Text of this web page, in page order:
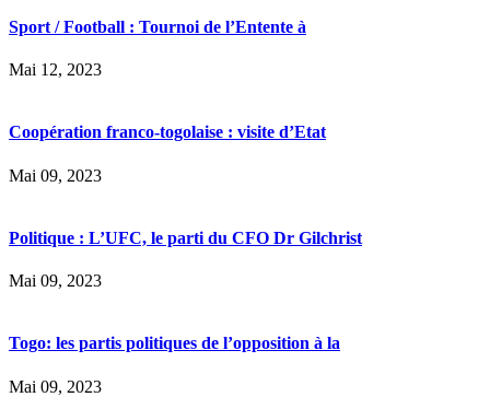
Sport / Football : Tournoi de l’Entente à
Mai 12, 2023
Coopération franco-togolaise : visite d’Etat
Mai 09, 2023
Politique : L’UFC, le parti du CFO Dr Gilchrist
Mai 09, 2023
Togo: les partis politiques de l’opposition à la
Mai 09, 2023